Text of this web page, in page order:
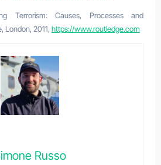
Terrorism: Causes, Processes and
London, 2011, https://www.routledge.com
Russo